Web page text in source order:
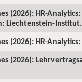
(2026): HR-
Liechtenstein-Institut.
(2026): HR-
(2026):